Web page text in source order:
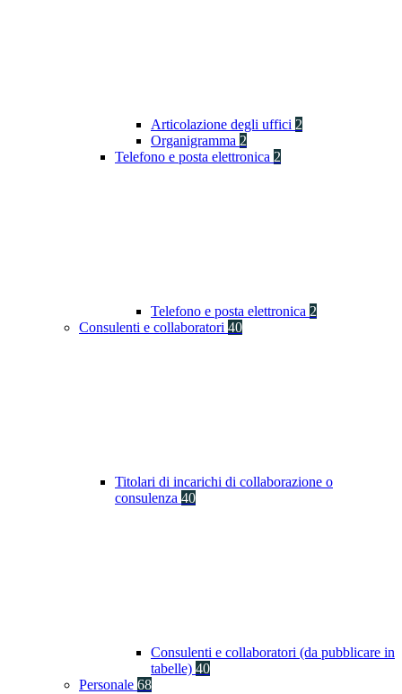
Articolazione degli uffici 2
Organigramma 2
Telefono e posta elettronica 2
Telefono e posta elettronica 2
Consulenti e collaboratori 40
Titolari di incarichi di collaborazione o
consulenza 40
Consulenti e collaboratori (da pubblicare in
tabelle) 40
Personale 68